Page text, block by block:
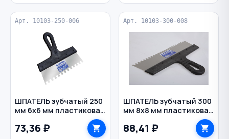
Арт. 10103-250-006
ШПАТЕЛЬ зубчатый 250
мм 6х6 мм пластиковая
рукоятка нерж. сталь
ИНТЕК
73,36 ₽
Арт. 10103-300-008
ШПАТЕЛЬ зубчатый 300
мм 8х8 мм пластиковая
рукоятка нерж. сталь
ИНТЕК
88,41 ₽